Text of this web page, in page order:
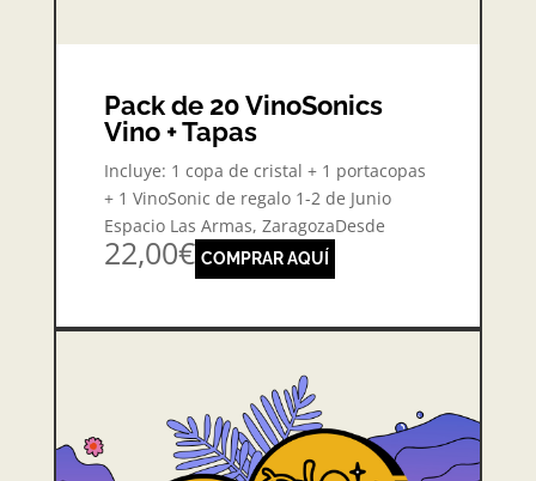
Pack de 20 VinoSonics
Vino + Tapas
Incluye: 1 copa de cristal + 1 portacopas
+ 1 VinoSonic de regalo 1-2 de Junio
Espacio Las Armas, ZaragozaDesde
22,00€ COMPRAR AQUÍ